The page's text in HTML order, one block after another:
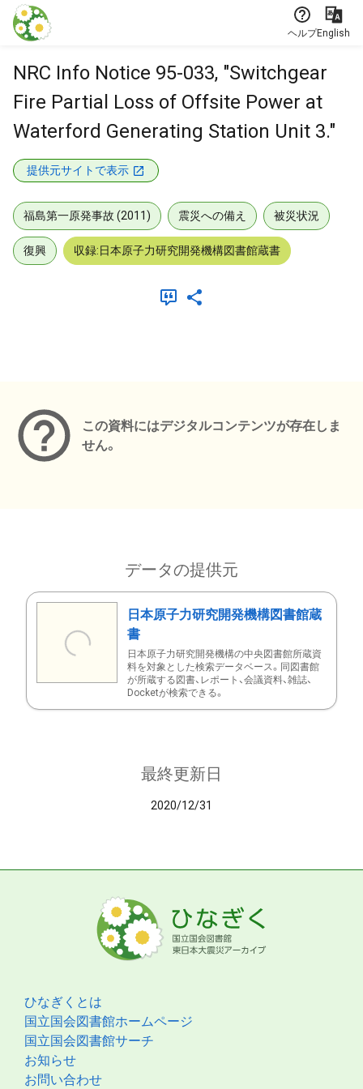
本文に飛ぶ
ヘルプEnglish
NRC Info Notice 95-033, "Switchgear
Fire Partial Loss of Offsite Power at
Waterford Generating Station Unit 3."
提供元サイトで表示
福島第一原発事故 (2011) 震災への備え 被災状況
復興 収録:日本原子力研究開発機構図書館蔵書
この資料にはデジタルコンテンツが存在しま
せん。
データの提供元
日本原子力研究開発機構図書館蔵
書
日本原子力研究開発機構の中央図書館所蔵資
料を対象とした検索データベース。同図書館
が所蔵する図書、レポート、会議資料、雑誌、
Docketが検索できる。
最終更新日
2020/12/31
ひなぎくとは
国立国会図書館ホームページ
国立国会図書館サーチ
お知らせ
お問い合わせ